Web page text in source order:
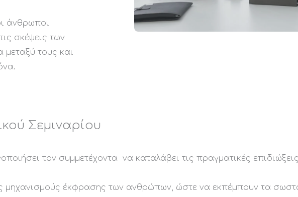
άνθρωποι
σκέψεις των
μεταξύ τους και
Σεμιναρίου
τον συμμετέχοντα να καταλάβει τις πραγματικές
μηχανισμούς έκφρασης των ανθρώπων, ώστε να εκπέμπουν τα